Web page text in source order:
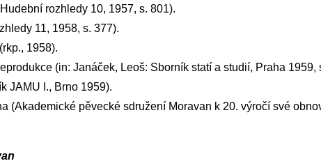
rozhledy 10, 1957, s. 801).
11, 1958, s. 377).
1958).
(in: Janáček, Leoš: Sborník statí a studií, Praha 1959,
JAMU I., Brno 1959).
(Akademické pěvecké sdružení Moravan k 20. výročí své